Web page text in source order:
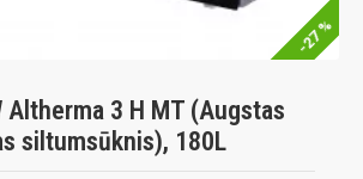
-27 %
Altherma 3 H MT (Augstas
siltumsūknis), 180L